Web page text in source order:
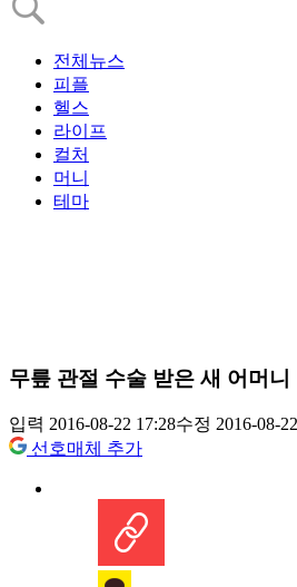
전체뉴스
피플
헬스
라이프
컬처
머니
테마
무릎 관절 수술 받은 새 어머니
입력 2016-08-22 17:28수정 2016-08-
선호매체 추가